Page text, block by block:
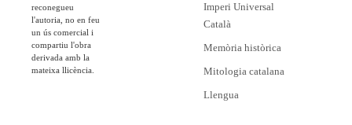
reconegueu
l'autoria, no en feu
un ús comercial i
compartiu l'obra
derivada amb la
mateixa llicència.
Imperi Universal
Català
Memòria històrica
Mitologia catalana
Llengua